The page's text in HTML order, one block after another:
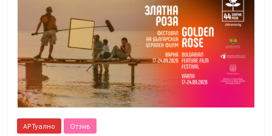
АРТуално Отзив